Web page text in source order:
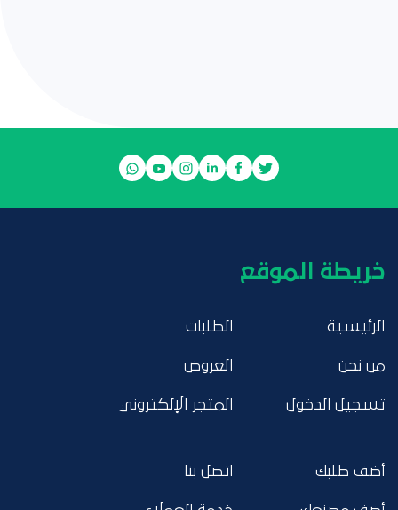
خريطة الموقع
الرئيسية
من نحن
تسجيل الدخول
الطلبات
العروض
المتجر الإلكتروني
أضف طلبك اتصل بنا